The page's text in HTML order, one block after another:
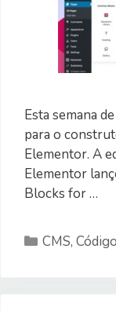
Esta semana
para o
Elementor. A
Elementor
Blocks for …
Categorias
CMS,Código